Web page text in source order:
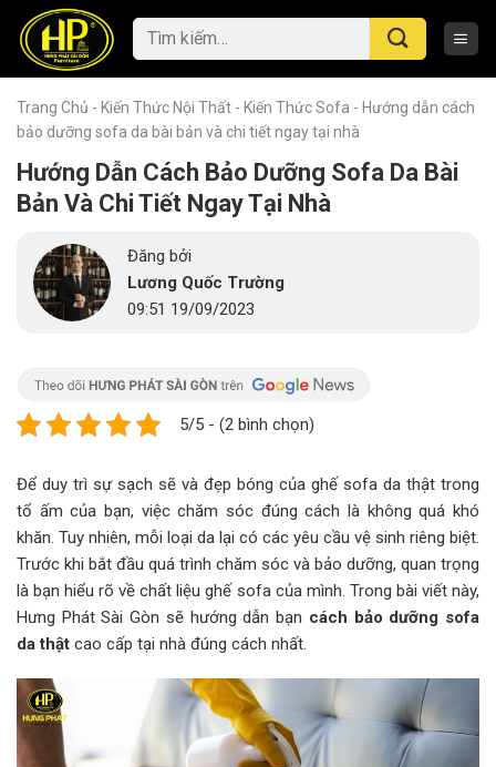
content
Tìm
kiếm:
Trang Chủ - Kiến Thức Nội Thất - Kiến Thức Sofa - Hướng dẫn cách
bảo dưỡng sofa da bài bản và chi tiết ngay tại nhà
Hướng Dẫn Cách Bảo Dưỡng Sofa Da Bài
Bản Và Chi Tiết Ngay Tại Nhà
Đăng bởi
Lương Quốc Trường
09:51 19/09/2023
5/5 - (2 bình chọn)
Để duy trì sự sạch sẽ và đẹp bóng của ghế sofa da thật trong
tổ ấm của bạn, việc chăm sóc đúng cách là không quá khó
khăn. Tuy nhiên, mỗi loại da lại có các yêu cầu vệ sinh riêng biệt.
Trước khi bắt đầu quá trình chăm sóc và bảo dưỡng, quan trọng
là bạn hiểu rõ về chất liệu ghế sofa của mình. Trong bài viết này,
Hưng Phát Sài Gòn sẽ hướng dẫn bạn cách bảo dưỡng sofa
da thật cao cấp tại nhà đúng cách nhất.